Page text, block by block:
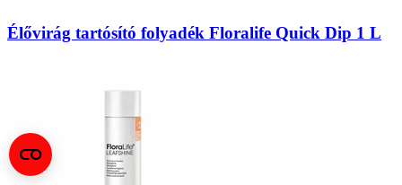
Élővirág tartósító folyadék Floralife Quick Dip 1 L